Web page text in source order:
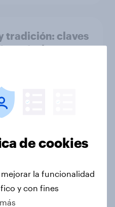
tradición: claves
de
de series
de cookies
la funcionalidad
y con fines